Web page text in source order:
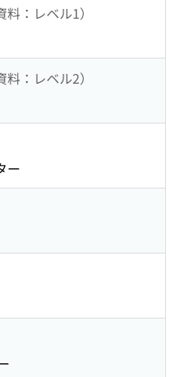
：レベル1）
：レベル2）
ー